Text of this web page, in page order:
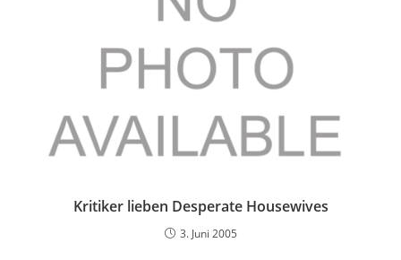
Kritiker lieben Desperate Housewives
3. Juni 2005